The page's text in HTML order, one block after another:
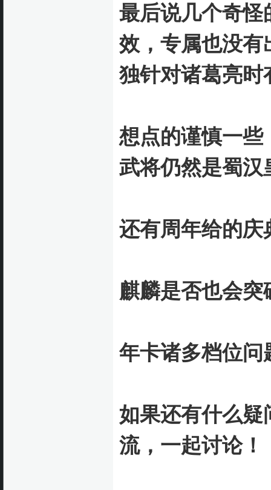
最后说几个奇怪
效，专属也没有
独针对诸葛亮时
想点的谨慎一些
武将仍然是蜀汉
还有周年给的庆
麒麟是否也会
年卡诸多档位问
如果还有什么
流，一起讨论！